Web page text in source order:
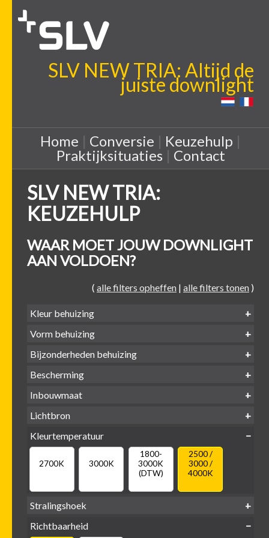
SLV NEW TRIA: Altijd de
juiste downlight
Home | Conversie | Keuzehulp |
Praktijksituaties| Contact
SLV NEW TRIA:
KEUZEHULP
WAAR MOET JOUW DOWNLIGHT
AAN VOLDOEN?
( alle filters opheffen | alle filters tonen )
Kleur behuizing
Zwart Wit
Vorm behuizing
Vierkant
Bijzonderheden behuizing
Bescherming
IP65 water-
Inbouwmaat
Ø
Lichtbron
GU10
Kleurtemperatuur
2700K 3000K
1800-
3000K
(DTW)
2500 /
3000 /
4000K
Stralingshoek
Richtbaarheid